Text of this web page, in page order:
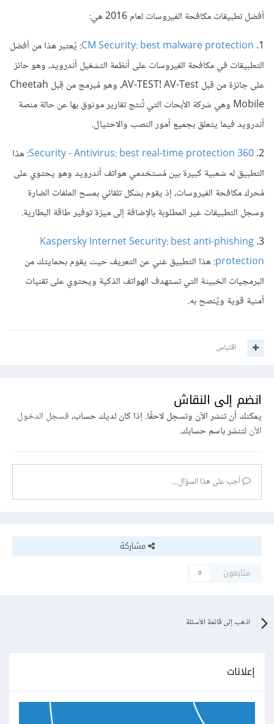
أفضل تطبيقات مكافحة الفيروسات لعام 2016 هي:
1.
CM Security: best malware protection: يُعتبر هذا من أفضل
التطبيقات في مكافحة الفيروسات على أنظمة التشغيل أندرويد، وهو حائز
على جائزة من قبل AV-TEST! AV-Test، وهو مُبرمج من قِبل Cheetah
Mobile وهي شركة الأبحاث التي تُنتج تقارير موثوق بها عن حالة منصة
أندرويد فيما يتعلق بجميع أمورالنصب والاحتيال.
2.
360 Security - Antivirus: best real-time protection
: هذا
التطبيق له شعبية كبيرة بين مُستخدمي هواتف أندرويد وهو يحتوي على
مُحرك مكافحة الفيروسات، إذ يقوم بشكل تلقائي بمسح الملفات الضارة
وسجل التطبيقات غير المطلوبة بالإضافة إلى ميزة توفير طاقة البطارية.
3.
Kaspersky Internet Security: best anti-phishing
protection: هذا التطبيق غني عن التعريف حيث يقوم بحمايتك من
البرمجيات الخبيثة التي تستهدف الهواتف الذكية ويحتوي على تقنيات
أمنية قوية ويُنصح به.
اقتباس
انضم إلى النقاش
يمكنك أن تنشر الآن وتسجل لاحقًا. إذا كان لديك حساب،فسجل الدخول
الآنلتنشر باسم حسابك.
أجب على هذا السؤال...
مشاركة
متابعون
0
اذهب إلى قائمة الأسئلة
إعلانات